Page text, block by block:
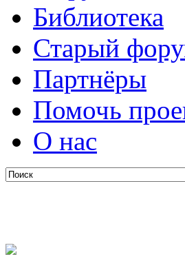
Библиотека
Старый
Партнёры
Помочь
О нас